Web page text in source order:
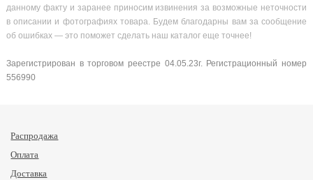
данному факту и заранее приносим извинения за возможные неточности
в описании и фотографиях товара. Будем благодарны вам за сообщение
об ошибках — это поможет сделать наш каталог еще точнее!
Зарегистрирован в торговом реестре 04.05.23г. Регистрационный номер
556990
Распродажа
Оплата
Доставка